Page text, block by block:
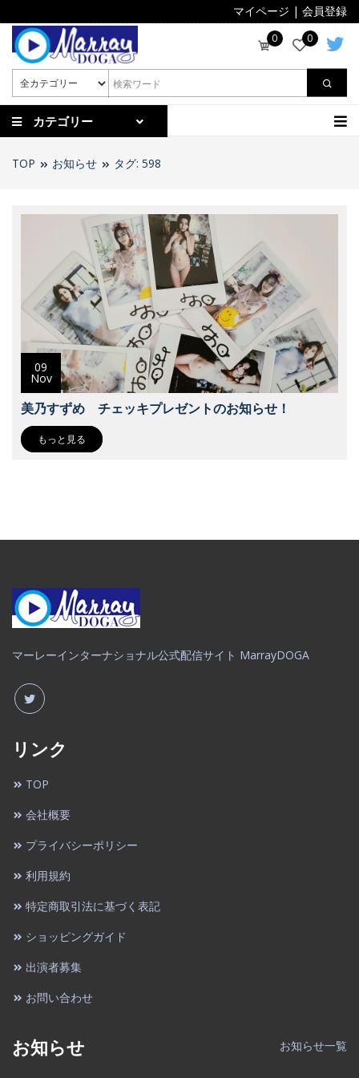
マイページ | 会員登録
0 0
カテゴリー
TOP お知らせ タグ: 598
09
Nov
美乃すずめ チェッキプレゼントのお知らせ！
もっと見る
マーレーインターナショナル公式配信サイト MarrayDOGA
リンク
TOP
会社概要
プライバシーポリシー
利用規約
特定商取引法に基づく表記
ショッピングガイド
出演者募集
お問い合わせ
お知らせ お知らせ一覧